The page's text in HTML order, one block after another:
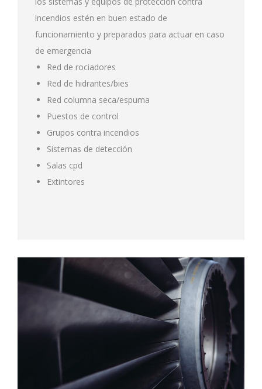
incendios estén en buen estado de
funcionamiento y preparados para actuar en caso
de emergencia
Red de rociadores
Red de hidrantes/bies
Red columna seca/espuma
Puestos de control
Grupos contra incendios
Sistemas de detección
Salas cpd
Extintores